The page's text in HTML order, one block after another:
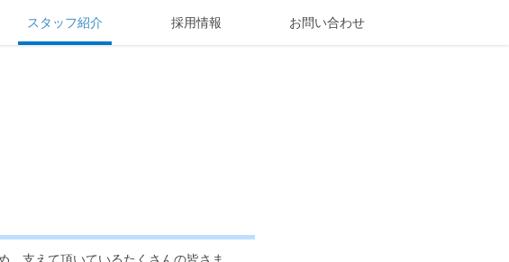
スタッフ紹介 採用情報 お問い合わせ